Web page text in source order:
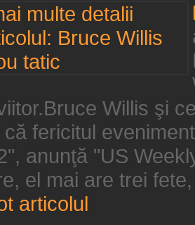
Willis şi
fericitul
anunţă "US
el mai are trei
articolul